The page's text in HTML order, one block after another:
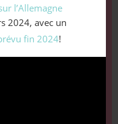
l’Allemagne
2024, avec un
fin 2024!